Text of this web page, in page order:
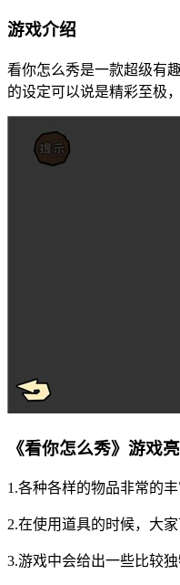
游戏介绍
看你怎么秀是一款超级有
的设定可以说是精彩至极
《看你怎么秀》游戏亮
1.各种各样的物品非常的
2.在使用道具的时候，大
3.游戏中会给出一些比较